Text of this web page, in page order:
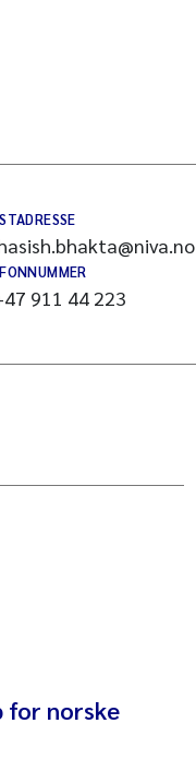
911 44 223
for norske